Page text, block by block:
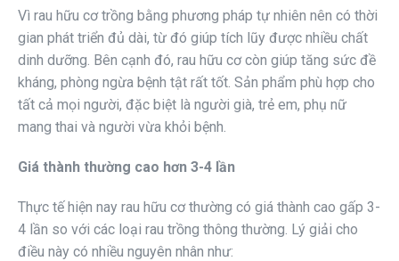
Vì rau hữu cơ trồng bằng phương pháp tự nhiên nên có thời
gian phát triển đủ dài, từ đó giúp tích lũy được nhiều chất
dinh dưỡng. Bên cạnh đó, rau hữu cơ còn giúp tăng sức đề
kháng, phòng ngừa bệnh tật rất tốt. Sản phẩm phù hợp cho
tất cả mọi người, đặc biệt là người già, trẻ em, phụ nữ
mang thai và người vừa khỏi bệnh.
Giá thành thường cao hơn 3-4 lần
Thực tế hiện nay rau hữu cơ thường có giá thành cao gấp 3-
4 lần so với các loại rau trồng thông thường. Lý giải cho
điều này có nhiều nguyên nhân như: